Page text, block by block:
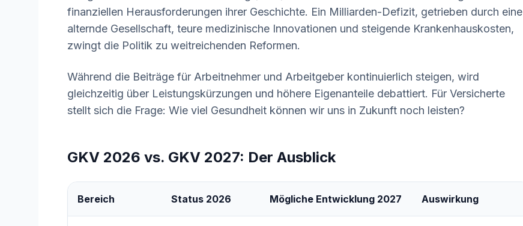
finanziellen Herausforderungen ihrer Geschichte. Ein Milliarden-Defizit, getrieben durch eine
alternde Gesellschaft, teure medizinische Innovationen und steigende Krankenhauskosten,
zwingt die Politik zu weitreichenden Reformen.
Während die Beiträge für Arbeitnehmer und Arbeitgeber kontinuierlich steigen, wird
gleichzeitig über Leistungskürzungen und höhere Eigenanteile debattiert. Für Versicherte
stellt sich die Frage: Wie viel Gesundheit können wir uns in Zukunft noch leisten?
GKV 2026 vs. GKV 2027: Der Ausblick
Bereich Status 2026 Mögliche Entwicklung 2027 Auswirkung